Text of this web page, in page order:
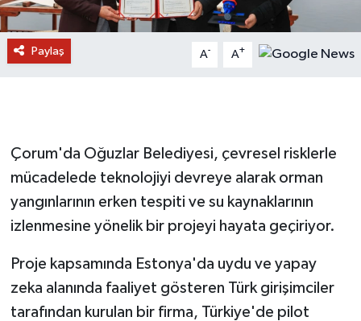
Paylaş A- A+
Çorum'da Oğuzlar Belediyesi, çevresel risklerle
mücadelede teknolojiyi devreye alarak orman
yangınlarının erken tespiti ve su kaynaklarının
izlenmesine yönelik bir projeyi hayata geçiriyor.
Proje kapsamında Estonya'da uydu ve yapay
zeka alanında faaliyet gösteren Türk girişimciler
tarafından kurulan bir firma, Türkiye'de pilot